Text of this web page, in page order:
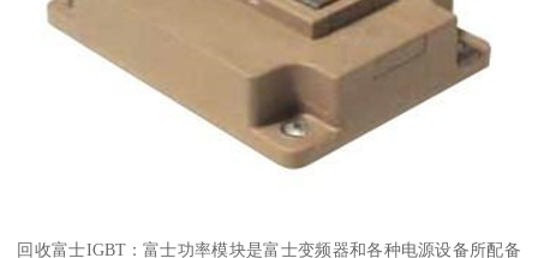
回收富士IGBT：富士功率模块是富士变频器和各种电源设备所配备